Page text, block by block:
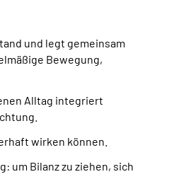
und legt gemeinsam
Bewegung,
Alltag integriert
wirken können.
um Bilanz zu ziehen, sich